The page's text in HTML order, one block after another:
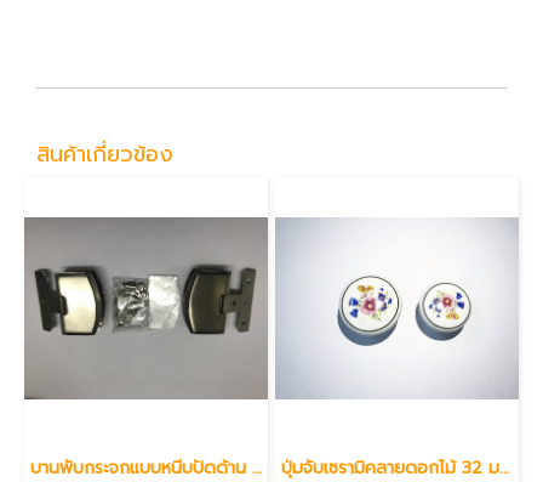
สินค้าเกี่ยวข้อง
บานพับกระจกแบบหนีบปัดด้าน 8 มม. ปุ่มจับเซรามิคลายดอกไม้ 32 มม.